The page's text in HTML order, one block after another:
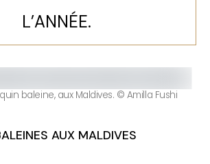
L’ANNÉE.
baleine, aux Maldives. © Amilla Fushi
AUX MALDIVES